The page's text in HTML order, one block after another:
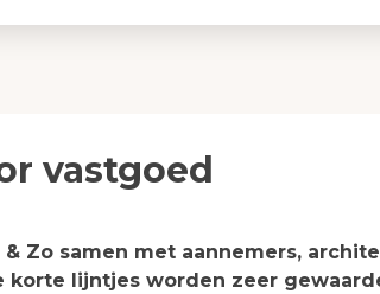
vastgoed
Zo samen met aannemers,
korte lijntjes worden zeer